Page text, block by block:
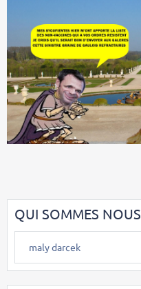
QUI SOMMES NOUS
maly darcek